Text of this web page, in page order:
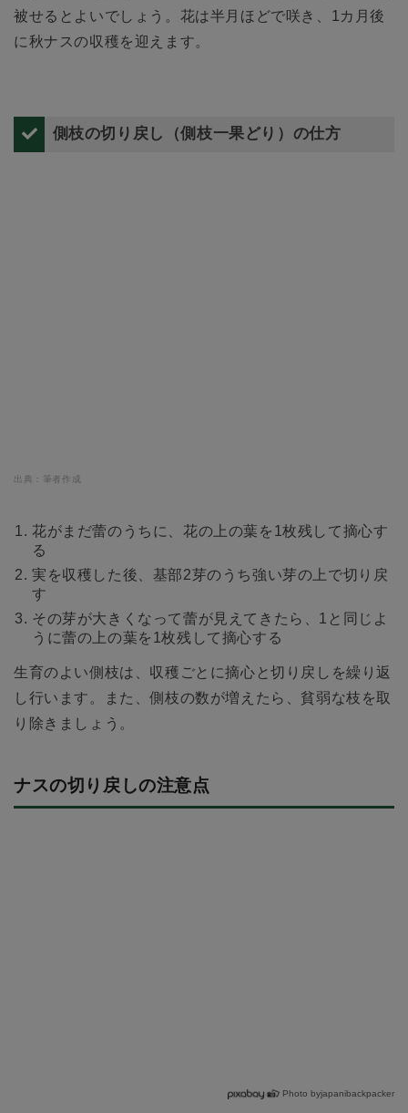
被せるとよいでしょう。花は半月ほどで咲き、1カ月後
に秋ナスの収穫を迎えます。
側枝の切り戻し（側枝一果どり）の仕方
出典：筆者作成
花がまだ蕾のうちに、花の上の葉を1枚残して摘心す
る
実を収穫した後、基部2芽のうち強い芽の上で切り戻
す
その芽が大きくなって蕾が見えてきたら、1と同じよ
うに蕾の上の葉を1枚残して摘心する
生育のよい側枝は、収穫ごとに摘心と切り戻しを繰り返
し行います。また、側枝の数が増えたら、貧弱な枝を取
り除きましょう。
ナスの切り戻しの注意点
Photo byjapanibackpacker